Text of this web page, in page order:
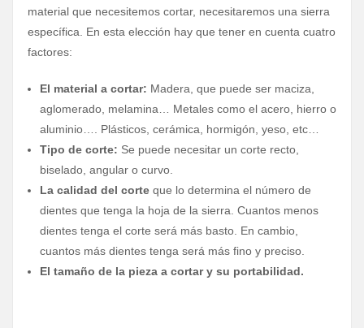
material que necesitemos cortar, necesitaremos una sierra
específica. En esta elección hay que tener en cuenta cuatro
factores:
El material a cortar: Madera, que puede ser maciza,
aglomerado, melamina… Metales como el acero, hierro o
aluminio…. Plásticos, cerámica, hormigón, yeso, etc…
Tipo de corte: Se puede necesitar un corte recto,
biselado, angular o curvo.
La calidad del corteque lo determina el número de
dientes que tenga la hoja de la sierra. Cuantos menos
dientes tenga el corte será más basto. En cambio,
cuantos más dientes tenga será más fino y preciso.
El tamaño de la pieza a cortar y su portabilidad.